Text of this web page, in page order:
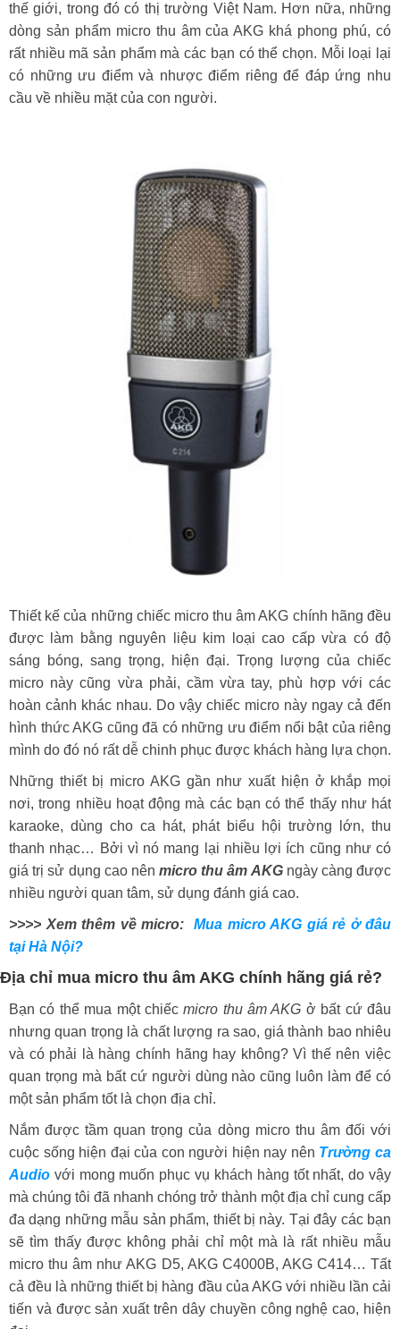
thế giới, trong đó có thị trường Việt Nam. Hơn nữa, những
dòng sản phẩm micro thu âm của AKG khá phong phú, có
rất nhiều mã sản phẩm mà các bạn có thể chọn. Mỗi loại lại
có những ưu điểm và nhược điểm riêng để đáp ứng nhu
cầu về nhiều mặt của con người.
Thiết kế của những chiếc micro thu âm AKG chính hãng đều
được làm bằng nguyên liệu kim loại cao cấp vừa có độ
sáng bóng, sang trọng, hiện đại. Trọng lượng của chiếc
micro này cũng vừa phải, cầm vừa tay, phù hợp với các
hoàn cảnh khác nhau. Do vậy chiếc micro này ngay cả đến
hình thức AKG cũng đã có những ưu điểm nổi bật của riêng
mình do đó nó rất dễ chinh phục được khách hàng lựa chọn.
Những thiết bị micro AKG gần như xuất hiện ở khắp mọi
nơi, trong nhiều hoạt động mà các bạn có thể thấy như hát
karaoke, dùng cho ca hát, phát biểu hội trường lớn, thu
thanh nhạc… Bởi vì nó mang lại nhiều lợi ích cũng như có
giá trị sử dụng cao nên micro thu âm AKGngày càng được
nhiều người quan tâm, sử dụng đánh giá cao.
>>>> Xem thêm về micro: Mua micro AKG giá rẻ ở đâu
tại Hà Nội?
Địa chỉ mua micro thu âm AKG chính hãng giá rẻ?
Bạn có thể mua một chiếcmicro thu âm AKG ở bất cứ đâu
nhưng quan trọng là chất lượng ra sao, giá thành bao nhiêu
và có phải là hàng chính hãng hay không? Vì thế nên việc
quan trọng mà bất cứ người dùng nào cũng luôn làm để có
một sản phẩm tốt là chọn địa chỉ.
Nắm được tầm quan trọng của dòng micro thu âm đối với
cuộc sống hiện đại của con người hiện nay nên Trường ca
Audio với mong muốn phục vụ khách hàng tốt nhất, do vậy
mà chúng tôi đã nhanh chóng trở thành một địa chỉ cung cấp
đa dạng những mẫu sản phẩm, thiết bị này. Tại đây các bạn
sẽ tìm thấy được không phải chỉ một mà là rất nhiều mẫu
micro thu âm như AKG D5, AKG C4000B, AKG C414… Tất
cả đều là những thiết bị hàng đầu của AKG với nhiều lần cải
tiến và được sản xuất trên dây chuyền công nghệ cao, hiện